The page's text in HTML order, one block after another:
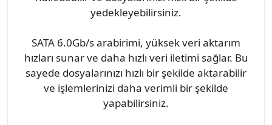
yedekleyebilirsiniz.
SATA 6.0Gb/s arabirimi, yüksek veri aktarım
hızları sunar ve daha hızlı veri iletimi sağlar. Bu
sayede dosyalarınızı hızlı bir şekilde aktarabilir
ve işlemlerinizi daha verimli bir şekilde
yapabilirsiniz.